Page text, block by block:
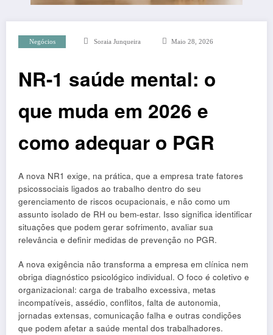
Negócios Soraia Junqueira Maio 28, 2026
NR-1 saúde mental: o
que muda em 2026 e
como adequar o PGR
A nova NR1 exige, na prática, que a empresa trate fatores
psicossociais ligados ao trabalho dentro do seu
gerenciamento de riscos ocupacionais, e não como um
assunto isolado de RH ou bem-estar. Isso significa identificar
situações que podem gerar sofrimento, avaliar sua
relevância e definir medidas de prevenção no PGR.
A nova exigência não transforma a empresa em clínica nem
obriga diagnóstico psicológico individual. O foco é coletivo e
organizacional: carga de trabalho excessiva, metas
incompatíveis, assédio, conflitos, falta de autonomia,
jornadas extensas, comunicação falha e outras condições
que podem afetar a saúde mental dos trabalhadores.